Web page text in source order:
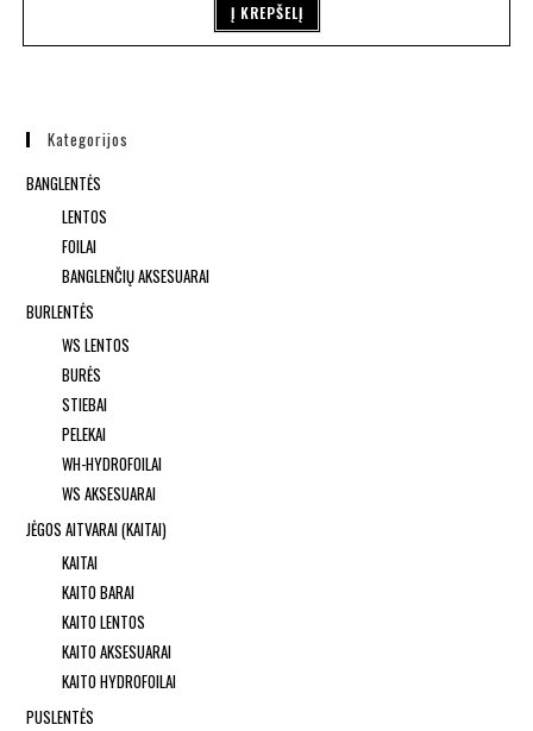
Į KREPŠELĮ
Kategorijos
BANGLENTĖS
LENTOS
FOILAI
BANGLENČIŲ AKSESUARAI
BURLENTĖS
WS LENTOS
BURĖS
STIEBAI
PELEKAI
WH-HYDROFOILAI
WS AKSESUARAI
JĖGOS AITVARAI (KAITAI)
KAITAI
KAITO BARAI
KAITO LENTOS
KAITO AKSESUARAI
KAITO HYDROFOILAI
PUSLENTĖS